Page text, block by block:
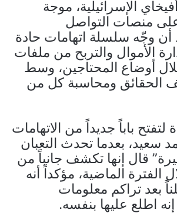
الإسرائيلية، موجة
منصات التواصل
أن وجّه سلسلة اتهامات حادة
الأموال والتربح من ملفات
أوضاع المحتاجين، وسط
الحقائق ومحاسبة كل من
باباً جديداً من الاتهامات
سعيد، بعدما تحدث التعبان
قال إنها تكشف جانباً من
الفترة الماضية، مؤكداً أنه
بعد تراكم معلومات
اطلع عليها بنفسه.